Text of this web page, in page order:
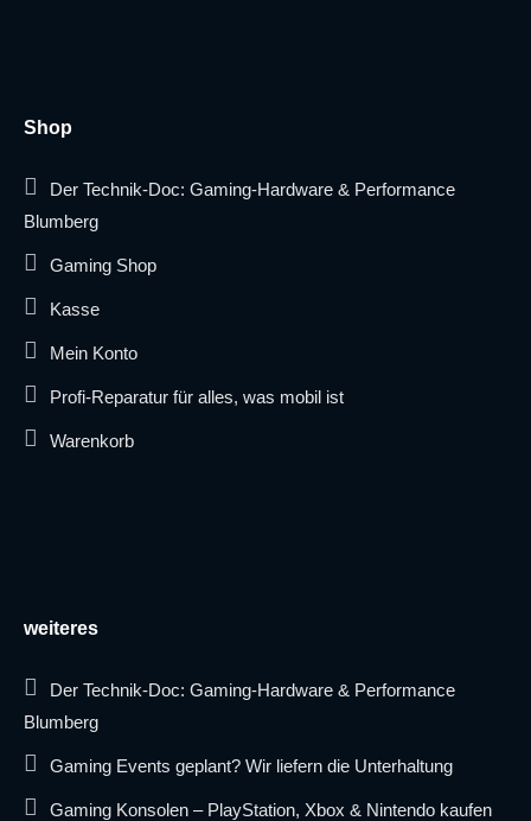
Shop
Der Technik-Doc: Gaming-Hardware & Performance
Blumberg
Gaming Shop
Kasse
Mein Konto
Profi-Reparatur für alles, was mobil ist
Warenkorb
weiteres
Der Technik-Doc: Gaming-Hardware & Performance
Blumberg
Gaming Events geplant? Wir liefern die Unterhaltung
Gaming Konsolen – PlayStation, Xbox & Nintendo kaufen